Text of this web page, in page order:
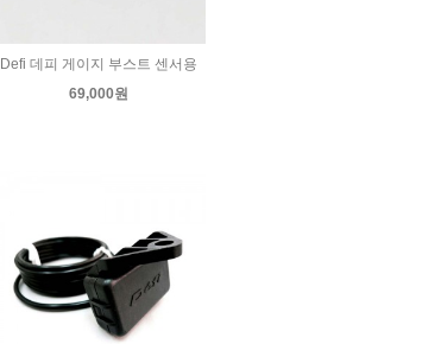
Defi 데피 게이지 부스트 센서용
69,000원